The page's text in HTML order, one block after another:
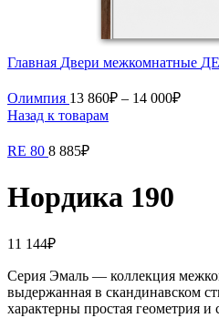
Главная Двери межкомнатные
Олимпия 13 860₽ – 14 000₽
Назад к товарам
RE 80 8 885₽
Нордика 190
11 144₽
Серия Эмаль — коллекция
выдержанная в скандинавском
характерны простая геометрия и